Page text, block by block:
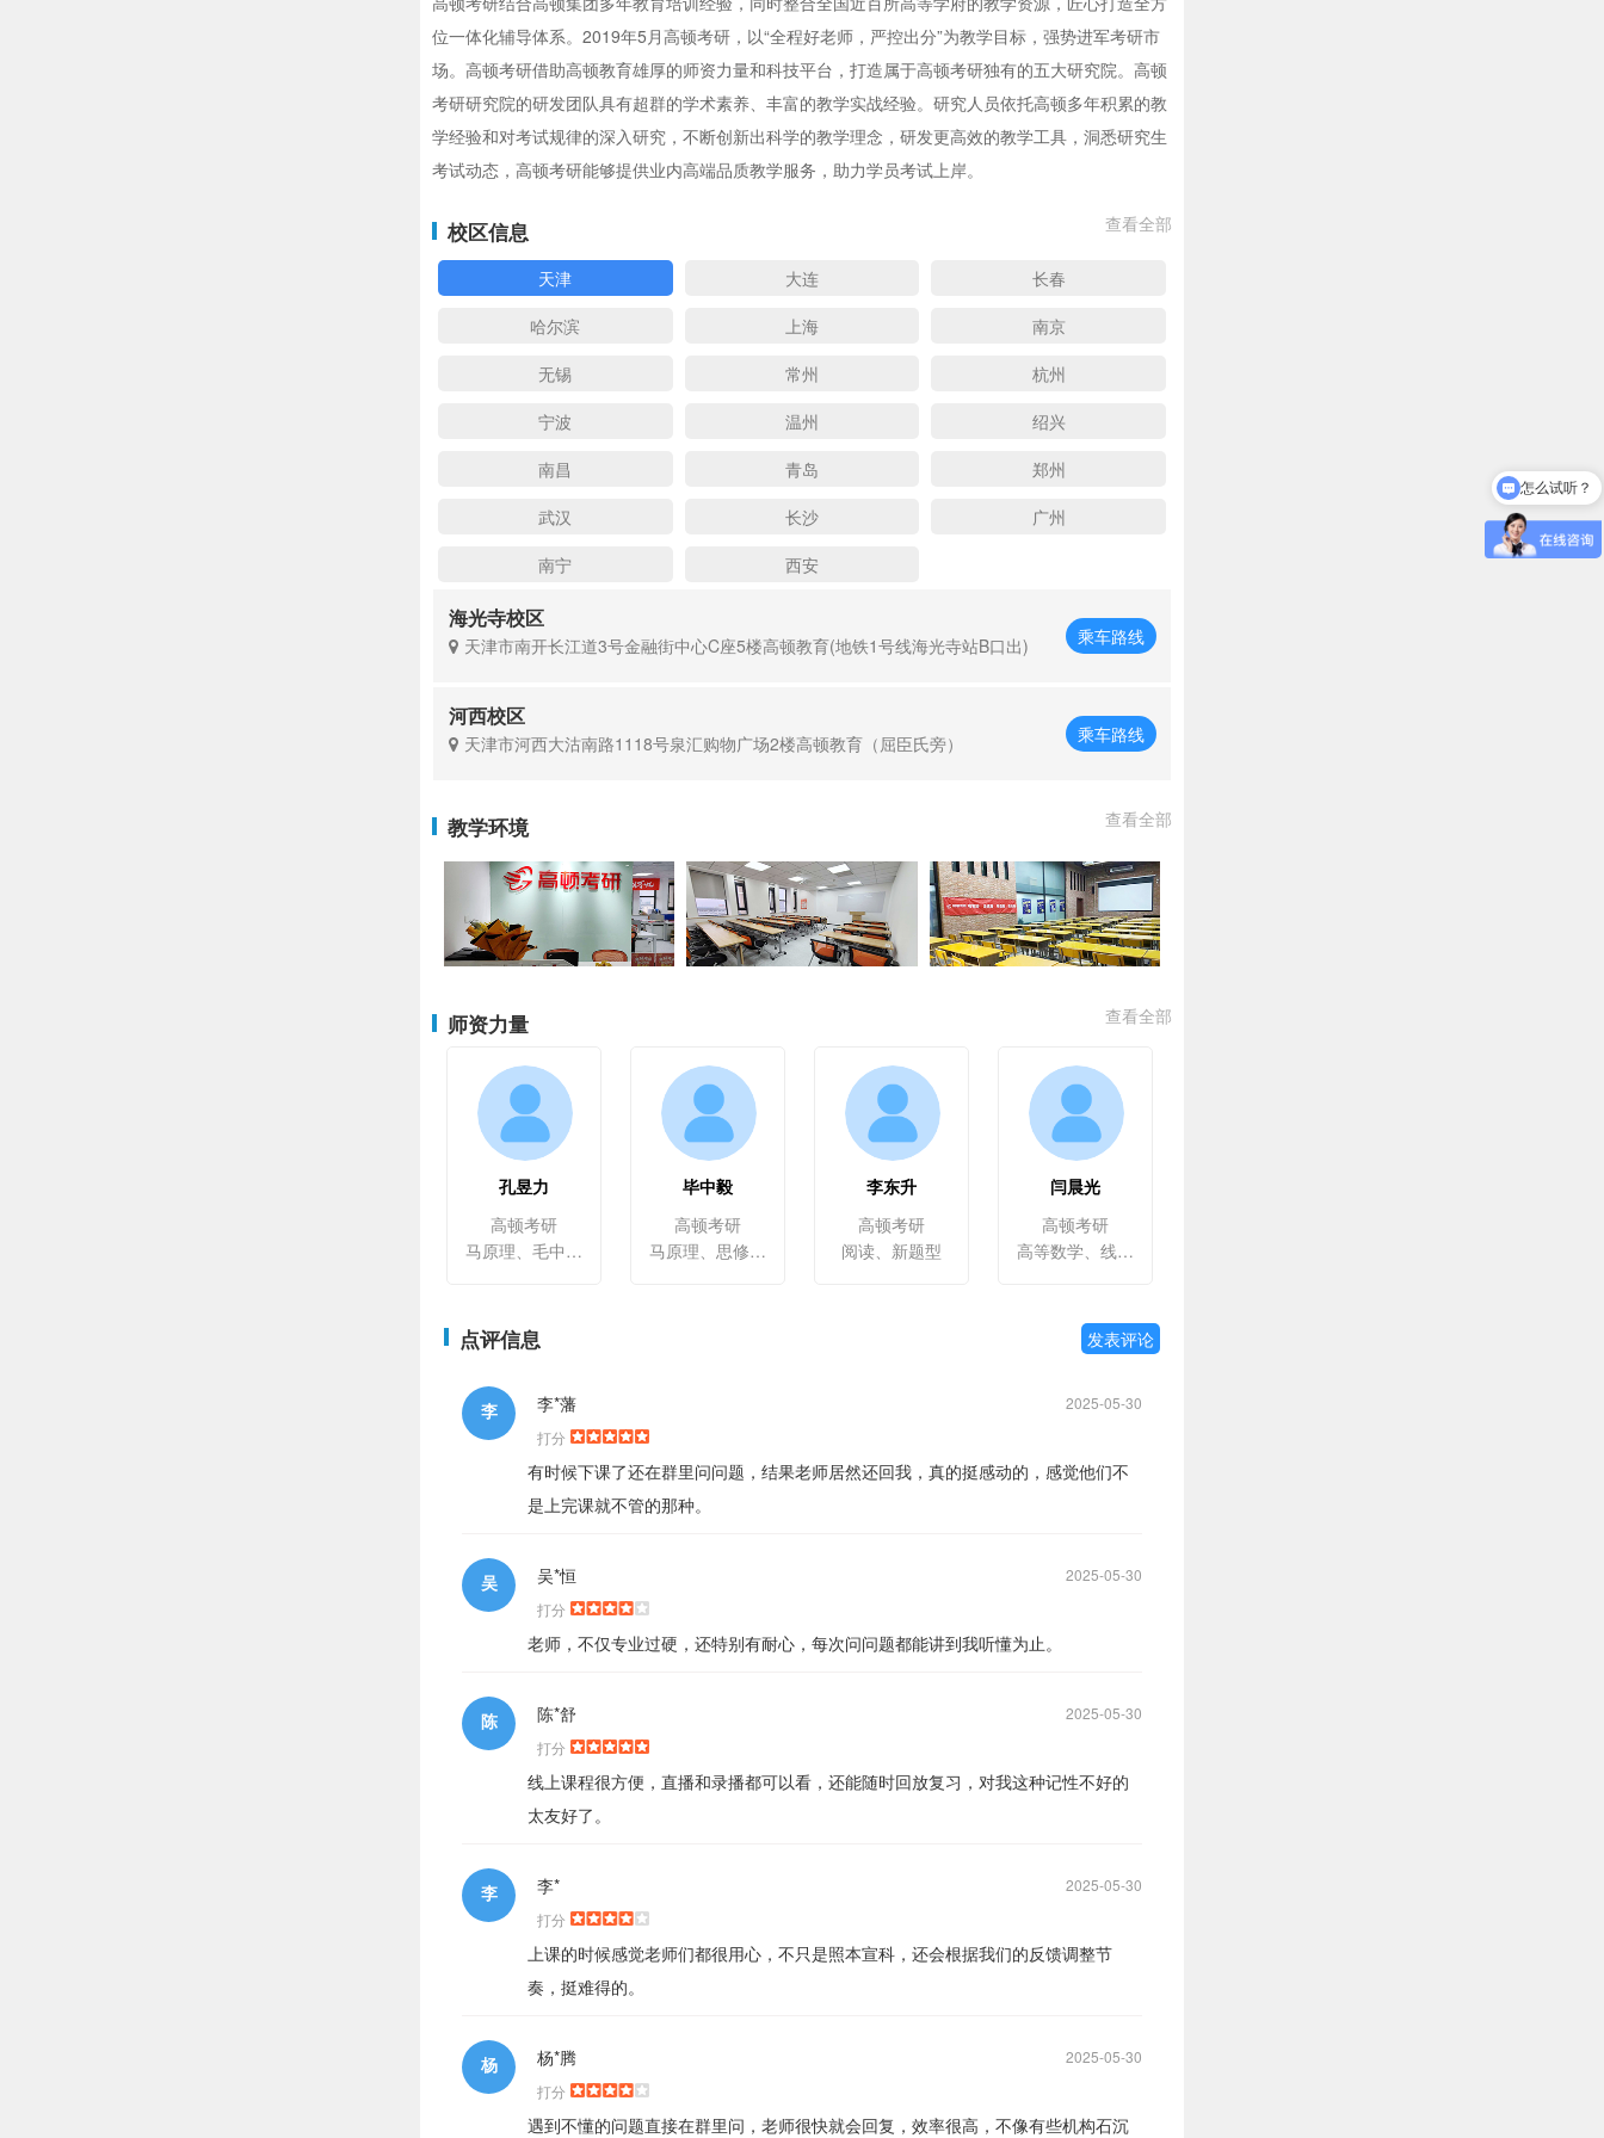
位一体化辅导体系。2019年5月高顿考研，以“全程好老师，严控出分”为教学目标，强势进军考研市
场。高顿考研借助高顿教育雄厚的师资力量和科技平台，打造属于高顿考研独有的五大研究院。高顿
考研研究院的研发团队具有超群的学术素养、丰富的教学实战经验。研究人员依托高顿多年积累的教
学经验和对考试规律的深入研究，不断创新出科学的教学理念，研发更高效的教学工具，洞悉研究生
考试动态，高顿考研能够提供业内高端品质教学服务，助力学员考试上岸。
校区信息 查看全部
天津 大连
长春
哈尔滨
上海
南京
无锡
常州
杭州
宁波
温州
绍兴
南昌
青岛
郑州
武汉
长沙
广州
南宁
西安
海光寺校区
天津市南开长江道3号金融街中心C座5楼高顿教育(地铁1号线海光寺站B口出) 乘车路线
河西校区
天津市河西大沽南路1118号泉汇购物广场2楼高顿教育（屈臣氏旁） 乘车路线
教学环境 查看全部
师资力量 查看全部
孔昱力
高顿考研
马原理、毛中特、近现代史、思修与法基、时事政治
毕中毅
高顿考研
马原理、思修与法基
李东升
高顿考研
阅读、新题型
闫晨光
高顿考研
高等数学、线性代数、概率论与数理统计
点评信息 发表评论
李 2025-05-30
李*藩
打分
有时候下课了还在群里问问题，结果老师居然还回我，真的挺感动的，感觉他们不
是上完课就不管的那种。
吴 2025-05-30
吴*恒
打分
老师，不仅专业过硬，还特别有耐心，每次问问题都能讲到我听懂为止。
陈 2025-05-30
陈*舒
打分
线上课程很方便，直播和录播都可以看，还能随时回放复习，对我这种记性不好的
太友好了。
李 2025-05-30
李*
打分
上课的时候感觉老师们都很用心，不只是照本宣科，还会根据我们的反馈调整节
奏，挺难得的。
杨 2025-05-30
杨*腾
打分
遇到不懂的问题直接在群里问，老师很快就会回复，效率很高，不像有些机构石沉
怎么试听？